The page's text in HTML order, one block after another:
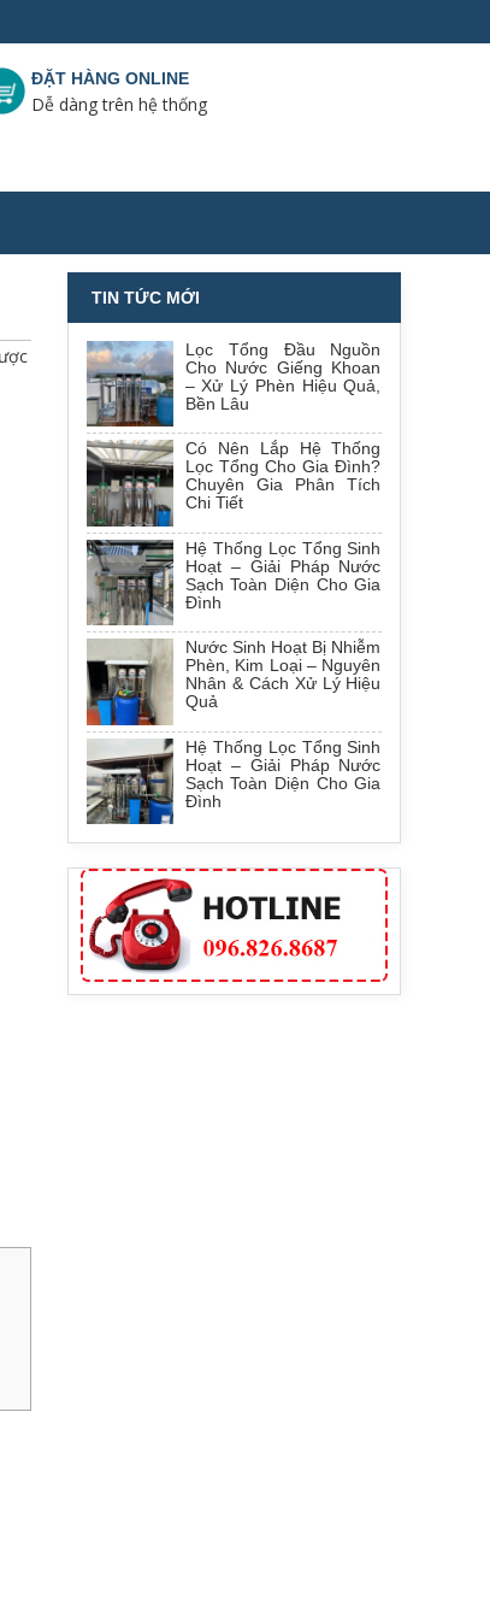
ĐẶT HÀNG ONLINE
Dễ dàng trên hệ thống
TIN TỨC MỚI
Lọc Tổng Đầu Nguồn
Cho Nước Giếng Khoan
– Xử Lý Phèn Hiệu Quả,
Bền Lâu
Có Nên Lắp Hệ Thống
Lọc Tổng Cho Gia Đình?
Chuyên Gia Phân Tích
Chi Tiết
Hệ Thống Lọc Tổng Sinh
Hoạt – Giải Pháp Nước
Sạch Toàn Diện Cho Gia
Đình
Nước Sinh Hoạt Bị Nhiễm
Phèn, Kim Loại – Nguyên
Nhân & Cách Xử Lý Hiệu
Quả
Hệ Thống Lọc Tổng Sinh
Hoạt – Giải Pháp Nước
Sạch Toàn Diện Cho Gia
Đình